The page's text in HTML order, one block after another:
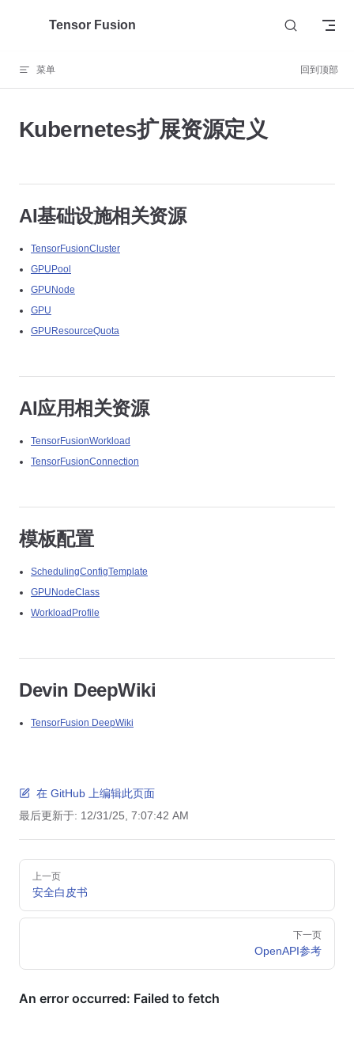
Skip to content
Tensor Fusion
菜单 回到顶部
Kubernetes扩展资源定义
AI基础设施相关资源
TensorFusionCluster
GPUPool
GPUNode
GPU
GPUResourceQuota
AI应用相关资源
TensorFusionWorkload
TensorFusionConnection
模板配置
SchedulingConfigTemplate
GPUNodeClass
WorkloadProfile
Devin DeepWiki
TensorFusion DeepWiki
在 GitHub 上编辑此页面
最后更新于: 12/31/25, 7:07:42 AM
Pager
上一页
安全白皮书
下一页
OpenAPI参考